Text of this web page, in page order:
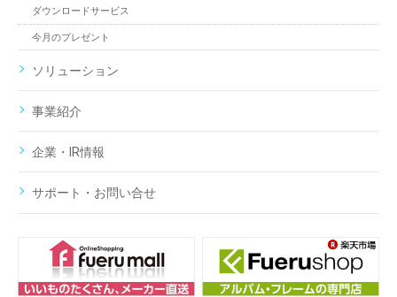
ダウンロードサービス
今月のプレゼント
ソリューション
事業紹介
企業・IR情報
サポート・お問い合せ